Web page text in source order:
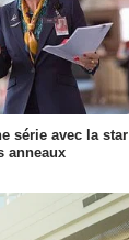
série avec la star
anneaux